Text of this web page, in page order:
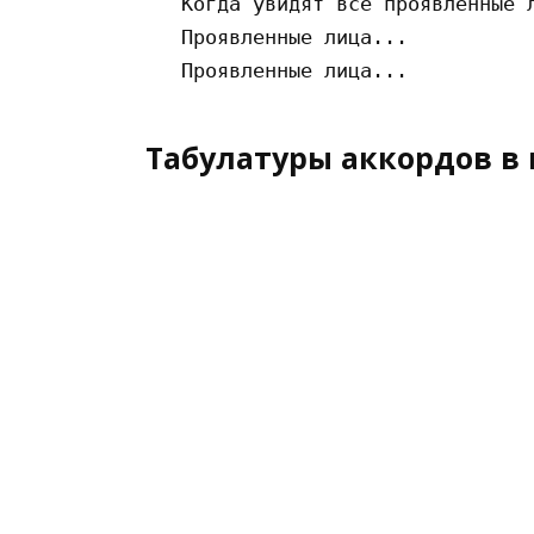
   Проявленные лица...
Табулатуры аккордов в